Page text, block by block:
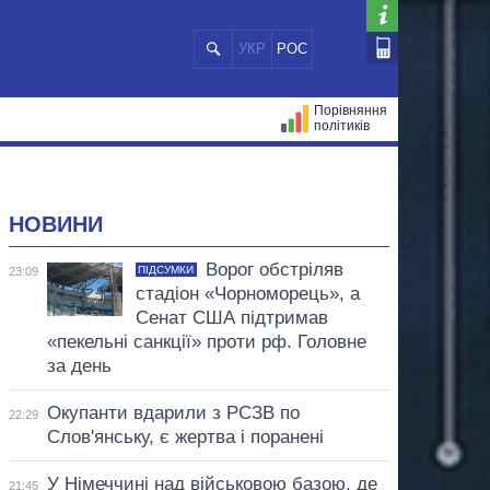
УКР РОС
Порівняння
політиків
НОВИНИ
23:09 ПІДСУМКИ
Ворог обстріляв
стадіон «Чорноморець», а
Сенат США підтримав
«пекельні санкції» проти рф. Головне
за день
22:29
Окупанти вдарили з РСЗВ по
Слов'янську, є жертва і поранені
21:45
У Німеччині над військовою базою, де